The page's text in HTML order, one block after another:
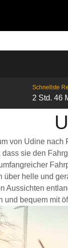
Schnellste
2 Std. 46
von Udine
sie den
über helle und
Aussichten
und bequem mit